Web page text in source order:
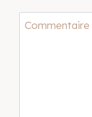
Commentaire